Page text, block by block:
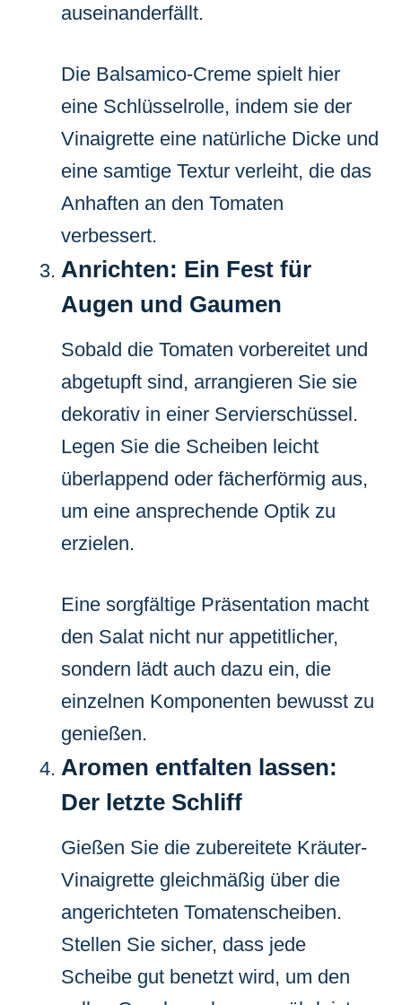
auseinanderfällt.
Die Balsamico-Creme spielt hier
eine Schlüsselrolle, indem sie der
Vinaigrette eine natürliche Dicke und
eine samtige Textur verleiht, die das
Anhaften an den Tomaten
verbessert.
Anrichten: Ein Fest für
Augen und Gaumen
Sobald die Tomaten vorbereitet und
abgetupft sind, arrangieren Sie sie
dekorativ in einer Servierschüssel.
Legen Sie die Scheiben leicht
überlappend oder fächerförmig aus,
um eine ansprechende Optik zu
erzielen.
Eine sorgfältige Präsentation macht
den Salat nicht nur appetitlicher,
sondern lädt auch dazu ein, die
einzelnen Komponenten bewusst zu
genießen.
Aromen entfalten lassen:
Der letzte Schliff
Gießen Sie die zubereitete Kräuter-
Vinaigrette gleichmäßig über die
angerichteten Tomatenscheiben.
Stellen Sie sicher, dass jede
Scheibe gut benetzt wird, um den